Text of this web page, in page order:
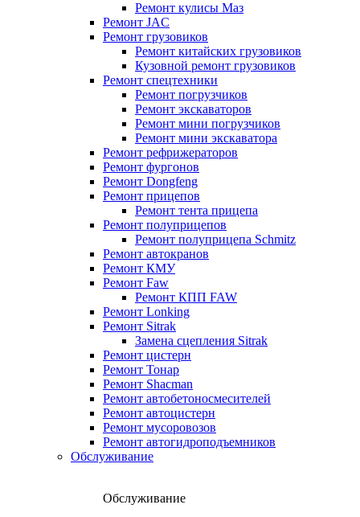
Ремонт кулисы Маз
Ремонт JAC
Ремонт грузовиков
Ремонт китайских грузовиков
Кузовной ремонт грузовиков
Ремонт спецтехники
Ремонт погрузчиков
Ремонт экскаваторов
Ремонт мини погрузчиков
Ремонт мини экскаватора
Ремонт рефрижераторов
Ремонт фургонов
Ремонт Dongfeng
Ремонт прицепов
Ремонт тента прицепа
Ремонт полуприцепов
Ремонт полуприцепа Schmitz
Ремонт автокранов
Ремонт КМУ
Ремонт Faw
Ремонт КПП FAW
Ремонт Lonking
Ремонт Sitrak
Замена сцепления Sitrak
Ремонт цистерн
Ремонт Тонар
Ремонт Shacman
Ремонт автобетоносмесителей
Ремонт автоцистерн
Ремонт мусоровозов
Ремонт автогидроподъемников
Обслуживание
Обслуживание